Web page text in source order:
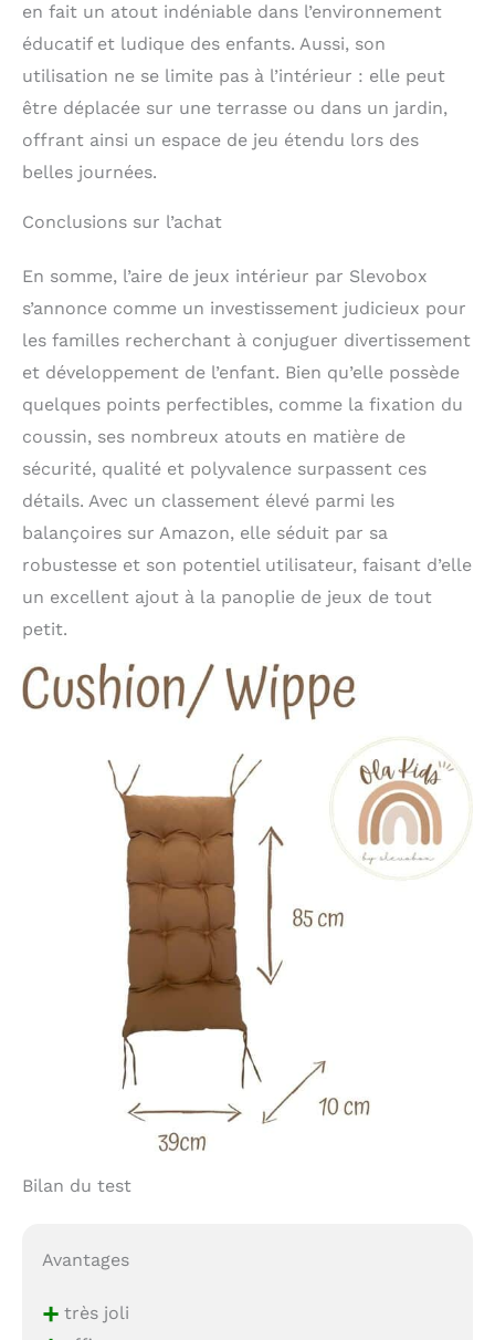
en fait un atout indéniable dans l’environnement
éducatif et ludique des enfants. Aussi, son
utilisation ne se limite pas à l’intérieur : elle peut
être déplacée sur une terrasse ou dans un jardin,
offrant ainsi un espace de jeu étendu lors des
belles journées.
Conclusions sur l’achat
En somme, l’aire de jeux intérieur par Slevobox
s’annonce comme un investissement judicieux pour
les familles recherchant à conjuguer divertissement
et développement de l’enfant. Bien qu’elle possède
quelques points perfectibles, comme la fixation du
coussin, ses nombreux atouts en matière de
sécurité, qualité et polyvalence surpassent ces
détails. Avec un classement élevé parmi les
balançoires sur Amazon, elle séduit par sa
robustesse et son potentiel utilisateur, faisant d’elle
un excellent ajout à la panoplie de jeux de tout
petit.
Bilan du test
Avantages
+très joli